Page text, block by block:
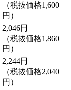
（税抜価格1,600
円）
2,046円
（税抜価格1,860
円）
2,244円
（税抜価格2,040
円）